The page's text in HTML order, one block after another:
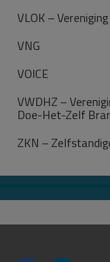
VLOK –
VNG
VOICE
VWDHZ –
Doe-Het-Zelf
ZKN –